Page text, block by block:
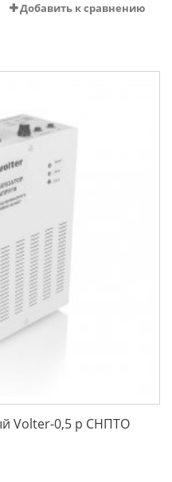
Добавить к сравнению
Volter-0,5 р СНПТО